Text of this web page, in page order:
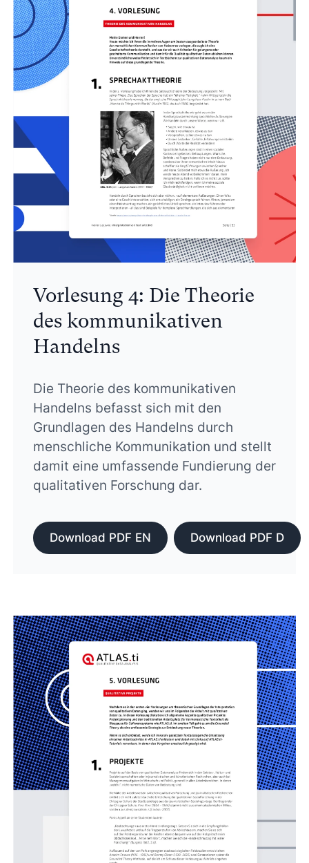
Vorlesung 4: Die Theorie
des kommunikativen
Handelns
Die Theorie des kommunikativen
Handelns befasst sich mit den
Grundlagen des Handelns durch
menschliche Kommunikation und stellt
damit eine umfassende Fundierung der
qualitativen Forschung dar.
Download PDF EN Download PDF D